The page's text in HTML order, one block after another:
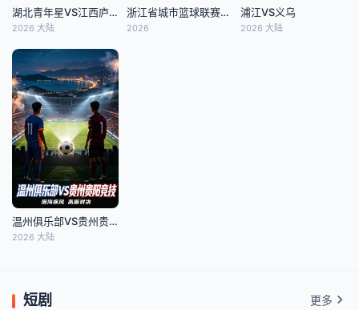
湖北青年星VS江西庐山
2026 大陆
浙江省城市篮球联赛全场回放：越城VS上虞
2026
浦江VS义乌
2026 大陆
温州俱乐部VS贵州贵阳竞技
2026 大陆
短剧 更多